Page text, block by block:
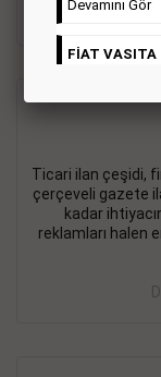
Ticari ilan çeşidi,
çerçeveli gazete
kadar
reklamları halen
Devamını Gör
FİAT VASITA
2.800.000e
BAKIRKÖY